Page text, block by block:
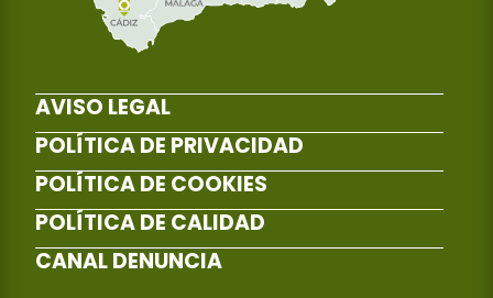
AVISO LEGAL
POLÍTICA DE PRIVACIDAD
POLÍTICA DE COOKIES
POLÍTICA DE CALIDAD
CANAL DENUNCIA